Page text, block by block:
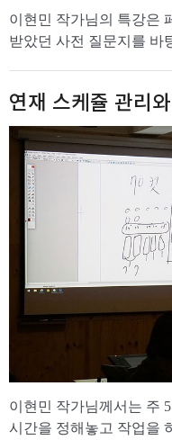
이현민 작가님의 특강은
받았던 사전 질문지를 바
연재 스케쥴 관리
이현민 작가님께서는 주
시간을 정해놓고 작업을